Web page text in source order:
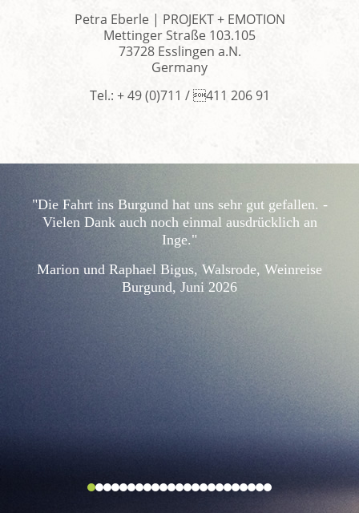
Petra Eberle | PROJEKT + EMOTION
Mettinger Straße 103.105
73728 Esslingen a.N.
Germany
Tel.: + 49 (0)711 / 411 206 91
"Die Fahrt ins Burgund hat uns sehr gut gefallen. -
Vielen Dank auch noch einmal ausdrücklich an
Inge."
Marion und Raphael Bigus, Walsrode, Weinreise
Burgund, Juni 2026